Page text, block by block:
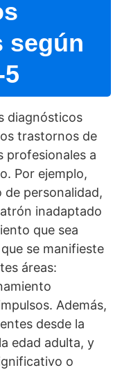
según
diagnósticos
trastornos de
profesionales a
Por ejemplo,
personalidad,
inadaptado
que sea
se manifieste
áreas:
Además,
desde la
edad adulta, y
o